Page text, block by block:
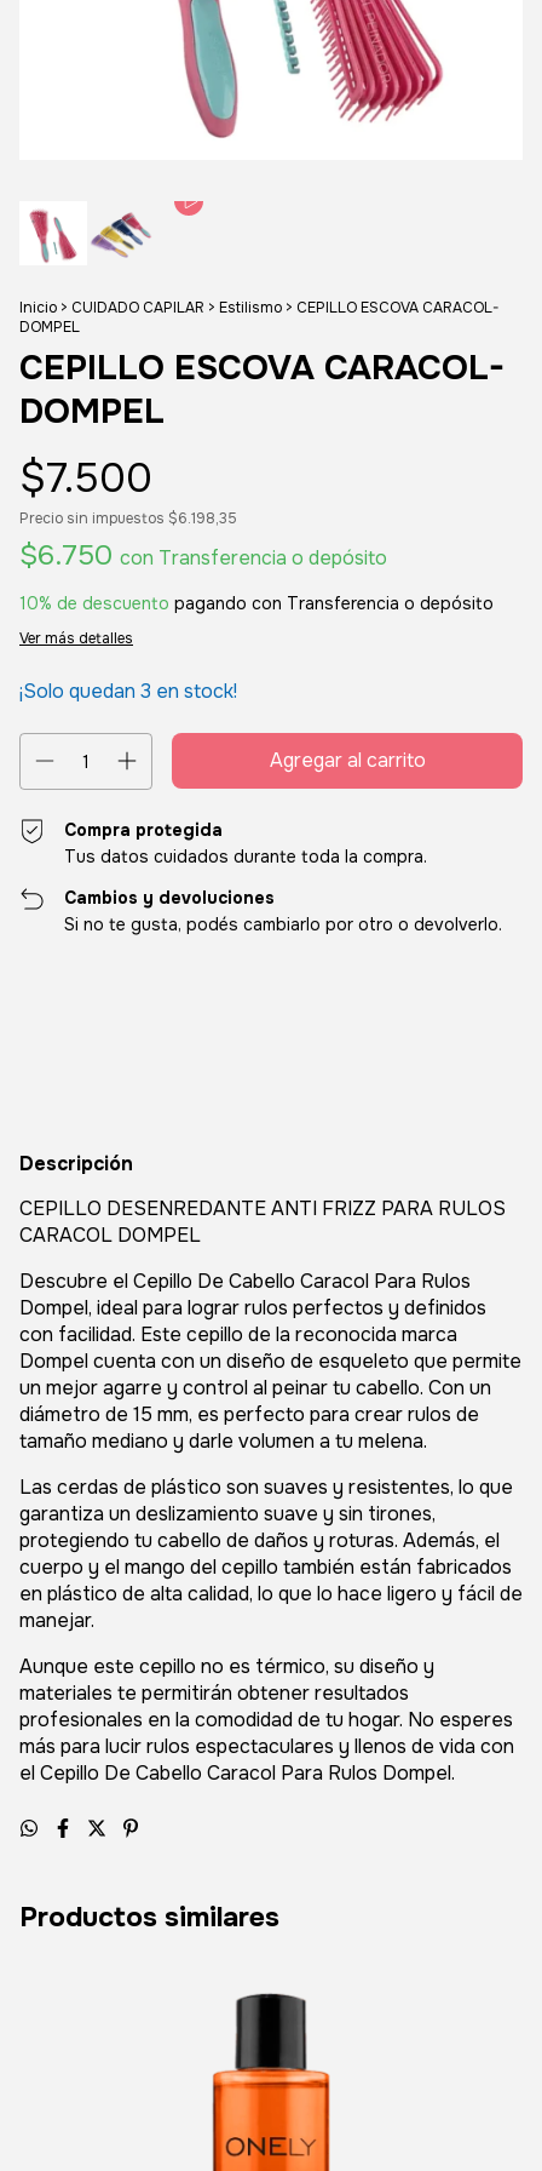
Inicio > CUIDADO CAPILAR > Estilismo > CEPILLO ESCOVA CARACOL-
DOMPEL
CEPILLO ESCOVA CARACOL-
DOMPEL
$7.500
Precio sin impuestos $6.198,35
$6.750 con Transferencia o depósito
10% de descuento pagando con Transferencia o depósito
Ver más detalles
¡Solo quedan 3 en stock!
Compra protegida
Tus datos cuidados durante toda la compra.
Cambios y devoluciones
Si no te gusta, podés cambiarlo por otro o devolverlo.
Descripción
CEPILLO DESENREDANTE ANTI FRIZZ PARA RULOS
CARACOL DOMPEL
Descubre el Cepillo De Cabello Caracol Para Rulos
Dompel, ideal para lograr rulos perfectos y definidos
con facilidad. Este cepillo de la reconocida marca
Dompel cuenta con un diseño de esqueleto que permite
un mejor agarre y control al peinar tu cabello. Con un
diámetro de 15 mm, es perfecto para crear rulos de
tamaño mediano y darle volumen a tu melena.
Las cerdas de plástico son suaves y resistentes, lo que
garantiza un deslizamiento suave y sin tirones,
protegiendo tu cabello de daños y roturas. Además, el
cuerpo y el mango del cepillo también están fabricados
en plástico de alta calidad, lo que lo hace ligero y fácil de
manejar.
Aunque este cepillo no es térmico, su diseño y
materiales te permitirán obtener resultados
profesionales en la comodidad de tu hogar. No esperes
más para lucir rulos espectaculares y llenos de vida con
el Cepillo De Cabello Caracol Para Rulos Dompel.
Productos similares